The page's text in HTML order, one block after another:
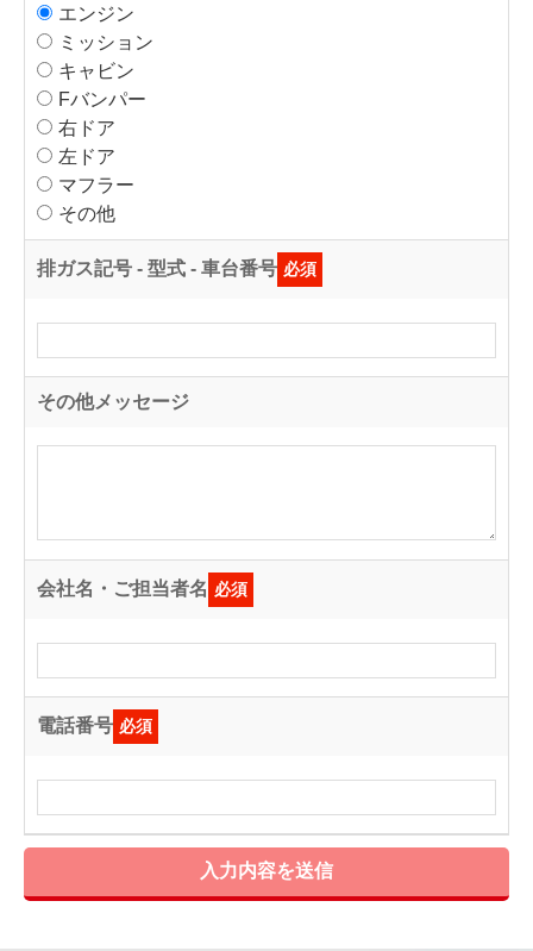
エンジン
ミッション
キャビン
Fバンパー
右ドア
左ドア
マフラー
その他
排ガス記号 - 型式 - 車台番号 必須
その他メッセージ
会社名・ご担当者名 必須
電話番号 必須
入力内容を送信